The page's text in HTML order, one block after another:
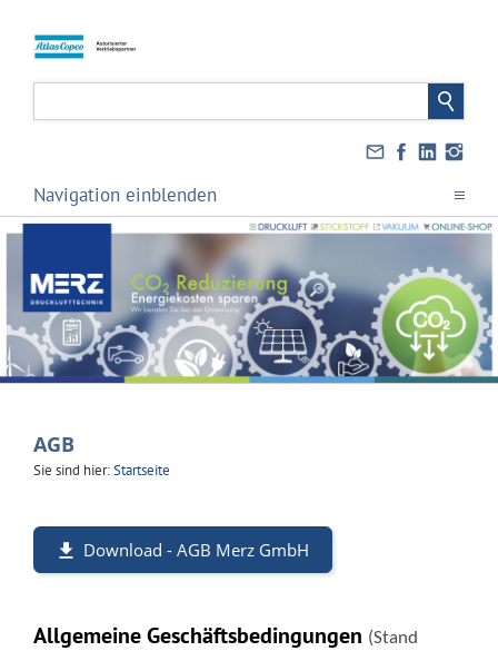
Navigation einblenden
AGB
Sie sind hier:Startseite
Download - AGB Merz GmbH
Allgemeine Geschäftsbedingungen (Stand